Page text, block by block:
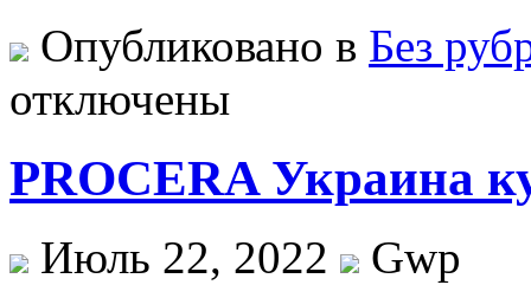
Опубликовано в Без
отключены
PROCERA Украина
Июль 22, 2022
Gwp